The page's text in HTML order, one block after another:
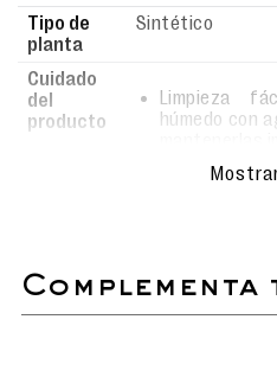
Tipo de
planta
Sintético
Cuidado
del
producto
Limpieza
húmedo con
Realiza la
delicados
Secado
sandalias